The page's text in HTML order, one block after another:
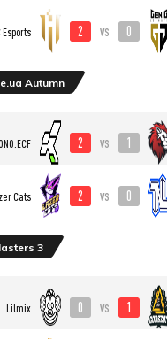
Esports 2 vs 0
Autumn
2 vs 1
Cats 2 vs 0
3
Lilmix 0 vs 1